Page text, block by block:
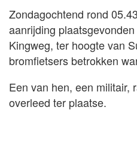
Zondagochtend rond
aanrijding
Kingweg, ter hoogte van
bromfietsers betrokken
Een van hen, een militair,
overleed ter plaatse.